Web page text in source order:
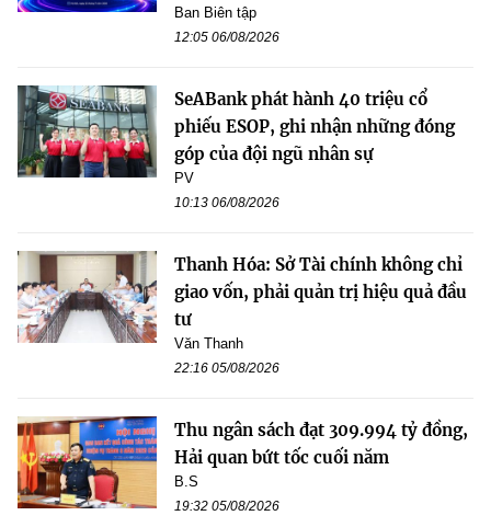
Ban Biên tập
12:05 06/08/2026
SeABank phát hành 40 triệu cổ
phiếu ESOP, ghi nhận những đóng
góp của đội ngũ nhân sự
PV
10:13 06/08/2026
Thanh Hóa: Sở Tài chính không chỉ
giao vốn, phải quản trị hiệu quả đầu
tư
Văn Thanh
22:16 05/08/2026
Thu ngân sách đạt 309.994 tỷ đồng,
Hải quan bứt tốc cuối năm
B.S
19:32 05/08/2026